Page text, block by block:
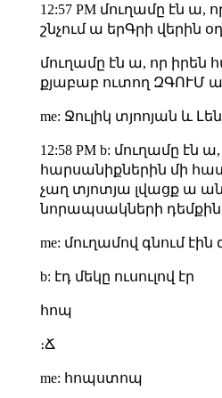
12:57 PM մուղամը էն
շնչում ա երԳրի վերին
մուղամը էն ա, որ իրեն
քյաբաբ ուտող ԶԳՈՒՄ
me: Ջուլիկ տյոոյան և
12:58 PM b: մուղամը էն
հարսանիքներին մի
չաղ տյոտյա լվացք ա
նորապսակների դեմքին
me: մուղամով գնում էին
b: էդ մեկը ուսուլով էր
հոպ
։Ճ
me: հոպստոպ